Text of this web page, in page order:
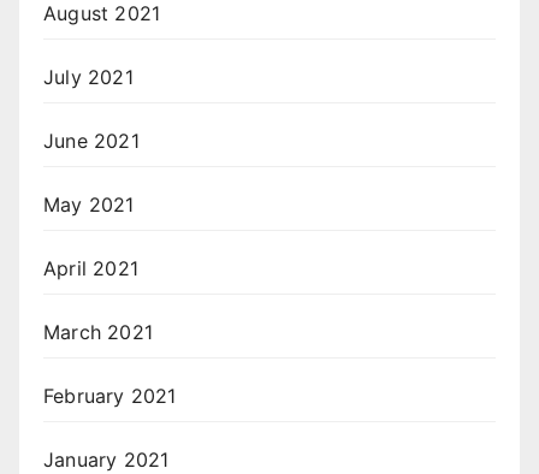
August 2021
July 2021
June 2021
May 2021
April 2021
March 2021
February 2021
January 2021